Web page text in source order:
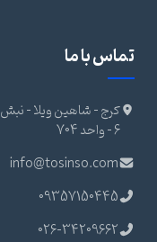
تماس با ما
کرج - شاهین ویلا -
6 - واحد 704
info@tosinso.com
09357150445
026-34209662